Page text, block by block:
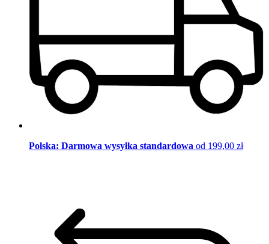
Polska: Darmowa wysyłka standardowa od 199,00 zł